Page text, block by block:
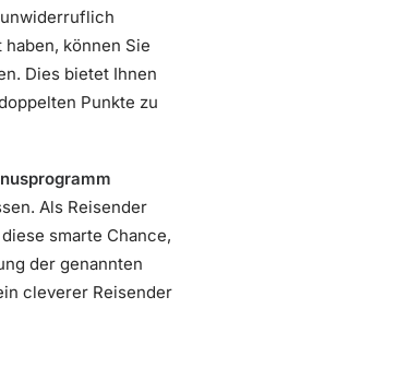
können Sie
Dies bietet Ihnen
Punkte zu
Als Reisender
smarte Chance,
der genannten
cleverer Reisender